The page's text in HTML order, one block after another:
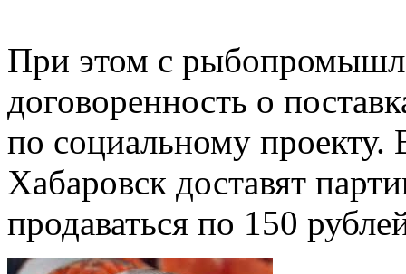
При этом с
договоренность о
по социальному
Хабаровск доставят
продаваться по 150